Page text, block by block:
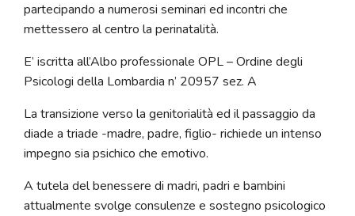
partecipando a numerosi seminari ed incontri che
mettessero al centro la perinatalità.
E’ iscritta all’Albo professionale OPL – Ordine degli
Psicologi della Lombardia n’ 20957 sez. A
La transizione verso la genitorialità ed il passaggio da
diade a triade -madre, padre, figlio- richiede un intenso
impegno sia psichico che emotivo.
A tutela del benessere di madri, padri e bambini
attualmente svolge consulenze e sostegno psicologico